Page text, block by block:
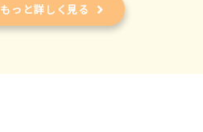
もっと詳しく見る